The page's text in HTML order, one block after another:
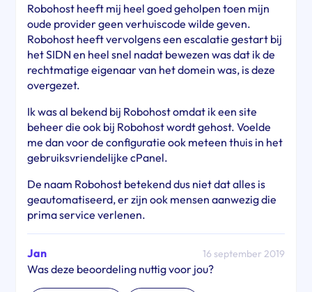
Robohost heeft mij heel goed geholpen toen mijn
oude provider geen verhuiscode wilde geven.
Robohost heeft vervolgens een escalatie gestart bij
het SIDN en heel snel nadat bewezen was dat ik de
rechtmatige eigenaar van het domein was, is deze
overgezet.
Ik was al bekend bij Robohost omdat ik een site
beheer die ook bij Robohost wordt gehost. Voelde
me dan voor de configuratie ook meteen thuis in het
gebruiksvriendelijke cPanel.
De naam Robohost betekend dus niet dat alles is
geautomatiseerd, er zijn ook mensen aanwezig die
prima service verlenen.
Jan 16 september 2019
Was deze beoordeling nuttig voor jou?